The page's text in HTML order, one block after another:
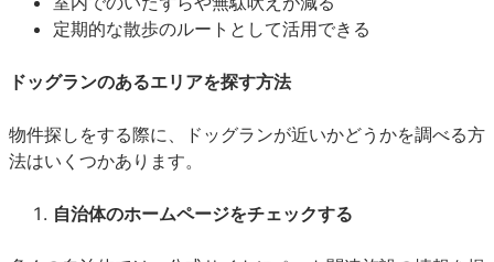
定期的な散歩のルートとして活用できる
ドッグランのあるエリアを探す方法
物件探しをする際に、ドッグランが近いかどうかを調べる方
法はいくつかあります。
自治体のホームページをチェックする